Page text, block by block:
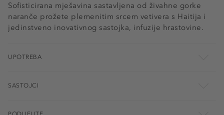
Sofisticirana mješavina sastavljena od živahne gorke
naranče prožete plemenitim srcem vetivera s Haitija i
jedinstveno inovativnog sastojka, infuzije hrastovine.
UPOTREBA
SASTOJCI